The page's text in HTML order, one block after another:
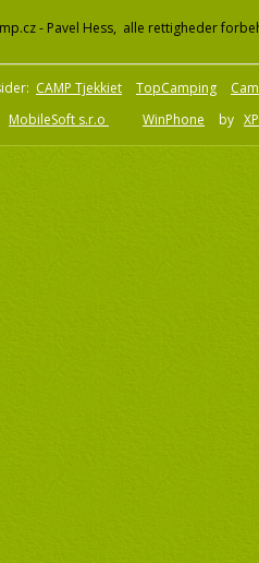
- Pavel Hess, alle rettigheder
CAMP Tjekkiet TopCamping
MobileSoft s.r.o WinPhone by